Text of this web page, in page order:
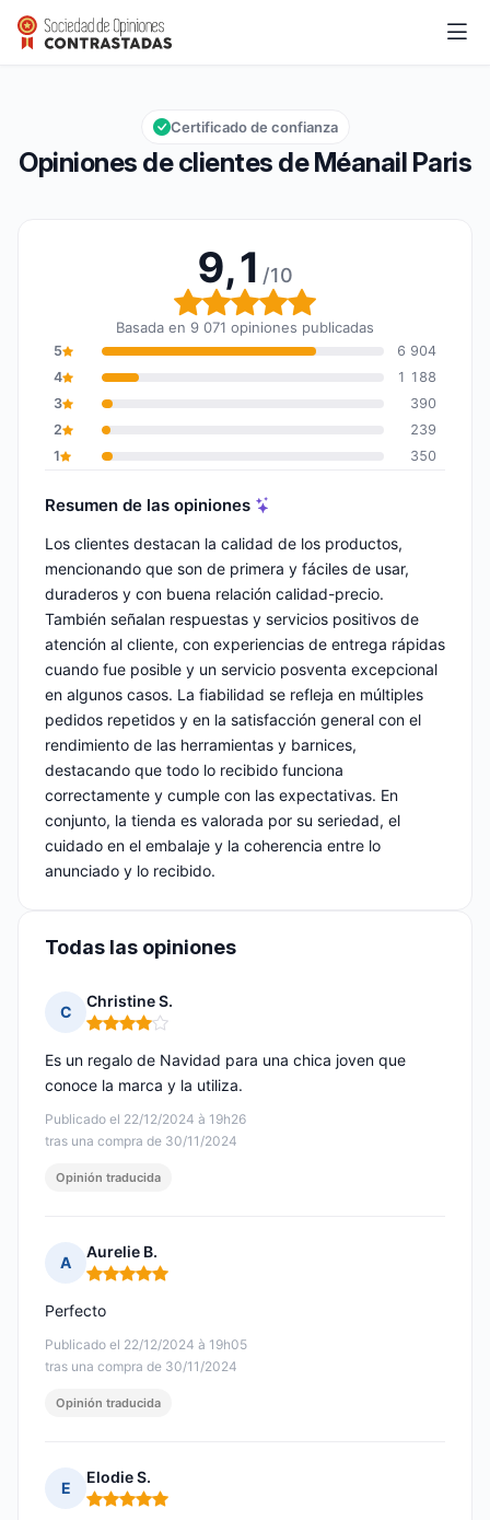
Méanail Paris
Calificación global: 9,1 de 10
9,1/10
Opiniones de clientes de Méanail Paris
Certificado de confianza
9,1 /10
Calificación global: 9,1
Basada en 9 071 opiniones publicadas
5
6 904
4
1 188
3
390
2
239
1
350
Resumen de las opiniones
Los clientes destacan la calidad de los productos,
mencionando que son de primera y fáciles de usar,
duraderos y con buena relación calidad-precio.
También señalan respuestas y servicios positivos de
atención al cliente, con experiencias de entrega rápidas
cuando fue posible y un servicio posventa excepcional
en algunos casos. La fiabilidad se refleja en múltiples
pedidos repetidos y en la satisfacción general con el
rendimiento de las herramientas y barnices,
destacando que todo lo recibido funciona
correctamente y cumple con las expectativas. En
conjunto, la tienda es valorada por su seriedad, el
cuidado en el embalaje y la coherencia entre lo
anunciado y lo recibido.
Todas las opiniones
C
Christine S.
Nota: 4 de 5
Publicado el 22/12/2024 à 19h26
tras una compra de 30/11/2024
Es un regalo de Navidad para una chica joven que
conoce la marca y la utiliza.
Opinión traducida
A
Aurelie B.
Nota: 5 de 5
Publicado el 22/12/2024 à 19h05
tras una compra de 30/11/2024
Perfecto
Opinión traducida
E
Elodie S.
Nota: 5 de 5